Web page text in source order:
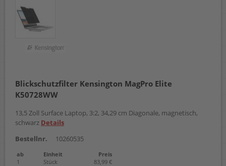
Blickschutzfilter Kensington MagPro Elite
K50728WW
13,5 Zoll Surface Laptop, 3:2, 34,29 cm Diagonale, magnetisch,
schwarz Details
Bestellnr.
10260535
ab Einheit
Preis
1
Stück 83,99 €